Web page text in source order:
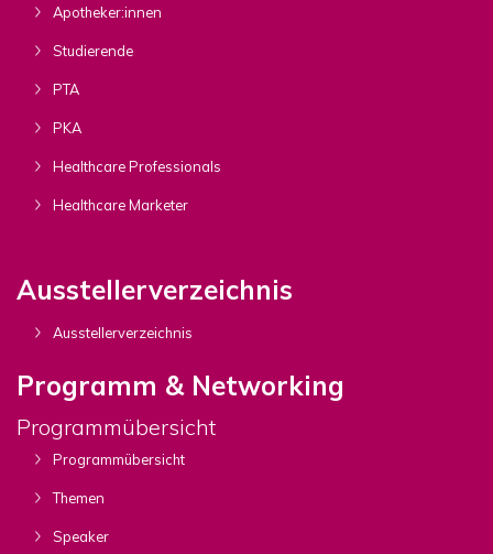
Apotheker:innen
Studierende
PTA
PKA
Healthcare Professionals
Healthcare Marketer
Ausstellerverzeichnis
Ausstellerverzeichnis
Programm & Networking
Programmübersicht
Programmübersicht
Themen
Speaker